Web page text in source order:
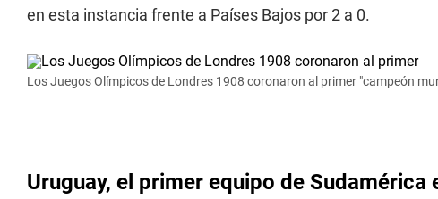
en esta instancia frente a Países Bajos por 2 a 0.
Los Juegos Olímpicos de Londres 1908 coronaron al primer "campeón
Uruguay, el primer equipo de